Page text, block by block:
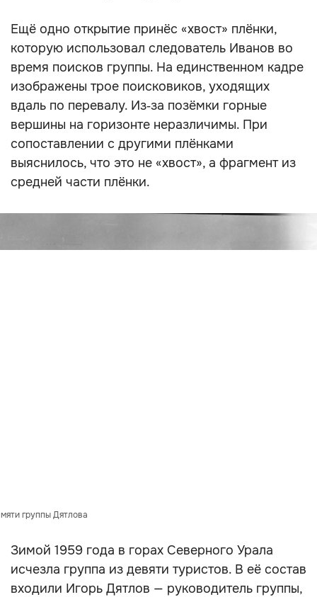
Ещё одно открытие принёс «хвост» плёнки,
которую использовал следователь Иванов во
время поисков группы. На единственном кадре
изображены трое поисковиков, уходящих
вдаль по перевалу. Из‑за позёмки горные
вершины на горизонте неразличимы. При
сопоставлении с другими плёнками
выяснилось, что это не «хвост», а фрагмент из
средней части плёнки.
группы Дятлова
Зимой 1959 года в горах Северного Урала
исчезла группа из девяти туристов. В её состав
входили Игорь Дятлов — руководитель группы,